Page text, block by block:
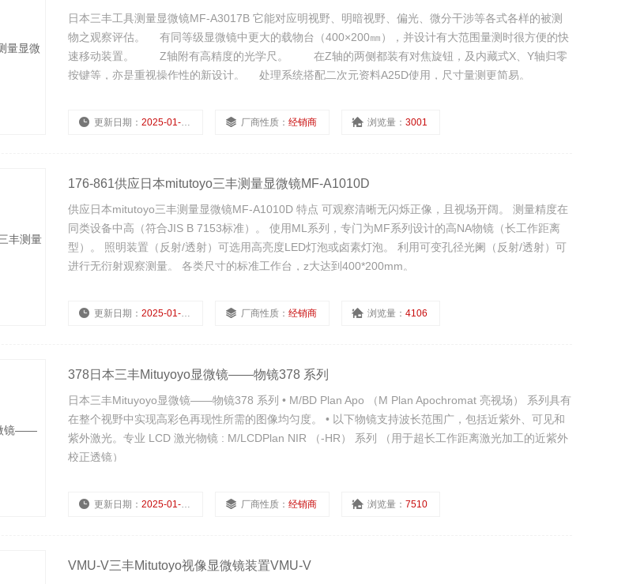
日本三丰工具测量显微镜MF-A3017B 它能对应明视野、明暗视野、偏光、微分干涉等各式各样的被测
物之观察评估。 有同等级显微镜中更大的载物台（400×200㎜），并设计有大范围量测时很方便的快
速移动装置。 Z轴附有高精度的光学尺。 在Z轴的两侧都装有对焦旋钮，及内藏式X、Y轴归零
按键等，亦是重视操作性的新设计。 处理系统搭配二次元资料A25D使用，尺寸量测更简易。
更新日期： 2025-01-09 厂商性质： 经销商 浏览量： 3001
176-861供应日本mitutoyo三丰测量显微镜MF-A1010D
供应日本mitutoyo三丰测量显微镜MF-A1010D 特点 可观察清晰无闪烁正像，且视场开阔。 测量精度在
同类设备中高（符合JIS B 7153标准）。 使用ML系列，专门为MF系列设计的高NA物镜（长工作距离
型）。 照明装置（反射/透射）可选用高亮度LED灯泡或卤素灯泡。 利用可变孔径光阑（反射/透射）可
进行无衍射观察测量。 各类尺寸的标准工作台，z大达到400*200mm。
更新日期： 2025-01-08 厂商性质： 经销商 浏览量： 4106
378日本三丰Mituyoyo显微镜——物镜378 系列
日本三丰Mituyoyo显微镜——物镜378 系列 • M/BD Plan Apo （M Plan Apochromat 亮视场） 系列具有
在整个视野中实现高彩色再现性所需的图像均匀度。 • 以下物镜支持波长范围广，包括近紫外、可见和
紫外激光。专业 LCD 激光物镜 : M/LCDPlan NIR （-HR） 系列 （用于超长工作距离激光加工的近紫外
校正透镜）
更新日期： 2025-01-08 厂商性质： 经销商 浏览量： 7510
VMU-V三丰Mitutoyo视像显微镜装置VMU-V